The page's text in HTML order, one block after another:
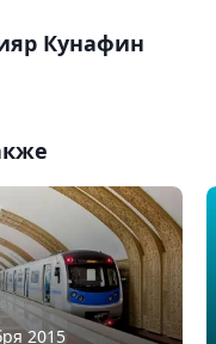
Кунафин
2015